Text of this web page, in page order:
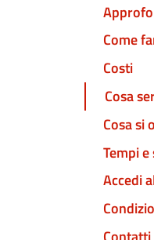
Come
Costi
Cosa
Cosa si
Tempi
Accedi